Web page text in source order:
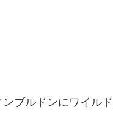
ブルドンにワイル